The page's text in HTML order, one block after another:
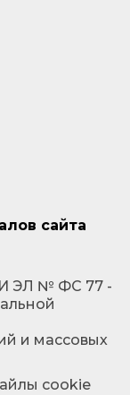
сайта
ЭЛ № ФС 77 -
и массовых
cookie